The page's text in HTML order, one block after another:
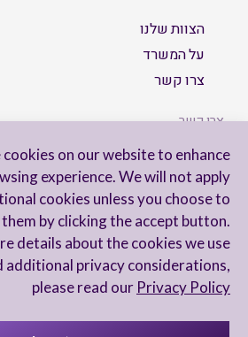
cookies on our website to enhance
experience. We will not apply
cookies unless you choose to
them by clicking the accept button.
details about the cookies we use
additional privacy considerations,
please read our Privacy Policy
הצוות שלנו
על המשרד
צרו קשר
צרו קשר
הישארו מעודכנים